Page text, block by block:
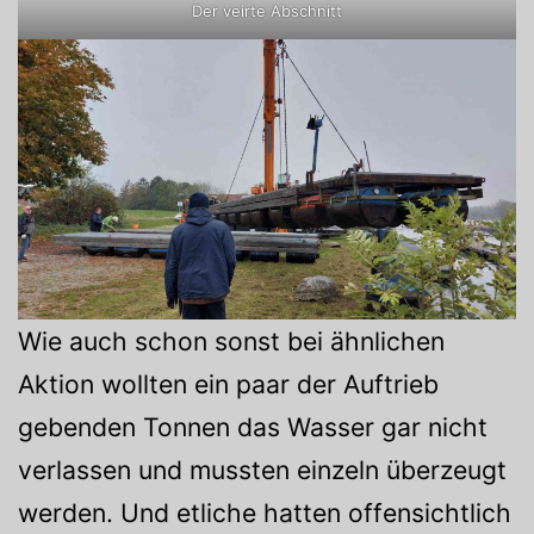
Der veirte Abschnitt
Wie auch schon sonst bei ähnlichen
Aktion wollten ein paar der Auftrieb
gebenden Tonnen das Wasser gar nicht
verlassen und mussten einzeln überzeugt
werden. Und etliche hatten offensichtlich